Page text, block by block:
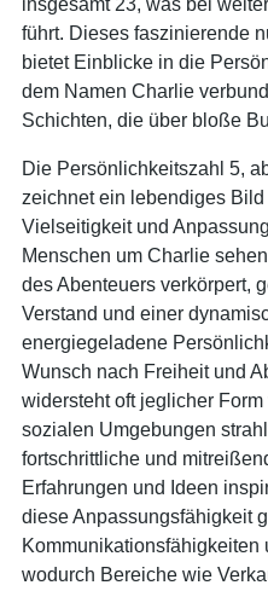
führt. Dieses faszinierende
bietet Einblicke in die
dem Namen Charlie
Schichten, die über bloße
Die Persönlichkeitszahl 5,
zeichnet ein lebendiges
Vielseitigkeit und
Menschen um Charlie
des Abenteuers verkörpert,
Verstand und einer
energiegeladene
Wunsch nach Freiheit und
widersteht oft jeglicher
sozialen Umgebungen
fortschrittliche und
Erfahrungen und Ideen
diese Anpassungsfähigkeit
Kommunikationsfähigkeiten
wodurch Bereiche wie